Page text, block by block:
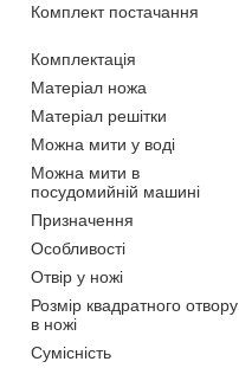
Комплект постачання
Комплектація
Матеріал ножа
Матеріал решітки
Можна мити у воді
Можна мити в
посудомийній машині
Призначення
Особливості
Отвір у ножі
Розмір квадратного отвору
в ножі
Сумісність